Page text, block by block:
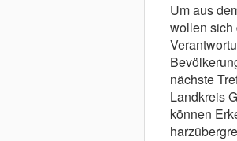
Um aus
wollen sich
nächste
Landkreis
können